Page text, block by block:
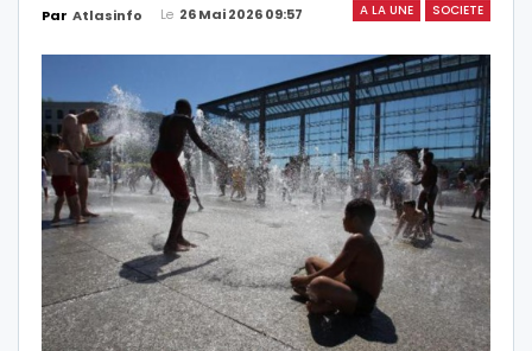
A LA UNE SOCIETE
Par Atlasinfo Le 26 Mai 2026 09:57